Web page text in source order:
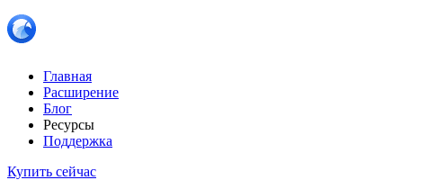
Главная
Расширение
Блог
Ресурсы
Поддержка
Купить сейчас